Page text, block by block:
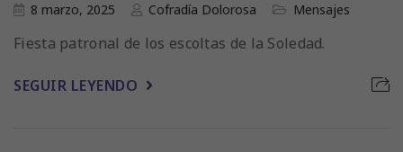
8 marzo, 2025 Cofradía Dolorosa Mensajes
Fiesta patronal de los escoltas de la Soledad.
SEGUIR LEYENDO